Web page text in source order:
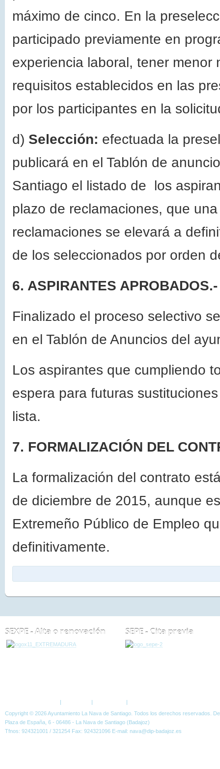
máximo de cinco. En la
participado previamente en
experiencia laboral, tener menor
requisitos establecidos en las
por los participantes en la
d) Selección: efectuada la
publicará en el Tablón de
Santiago el listado de los
plazo de reclamaciones, que
reclamaciones se elevará a
de los seleccionados por orden
6. ASPIRANTES APROBADOS.-
Finalizado el proceso selectivo
en el Tablón de Anuncios del
Los aspirantes que cumpliendo
espera para futuras
lista.
7. FORMALIZACIÓN DEL
La formalización del contrato
de diciembre de 2015, aunque
Extremeño Público de Empleo
definitivamente.
SEXPE - Alta o renovación SEPE - Cita previa
| | |
Copyright © 2026 Ayuntamiento La Nava de Santiago. Todos los derechos reservados.
Plaza de España, 6 - 06486 - La Nava de Santiago (Badajoz)
Tfnos: 924321001 / 321254 Fax: 924321096 E-mail: nava@dip-badajoz.es